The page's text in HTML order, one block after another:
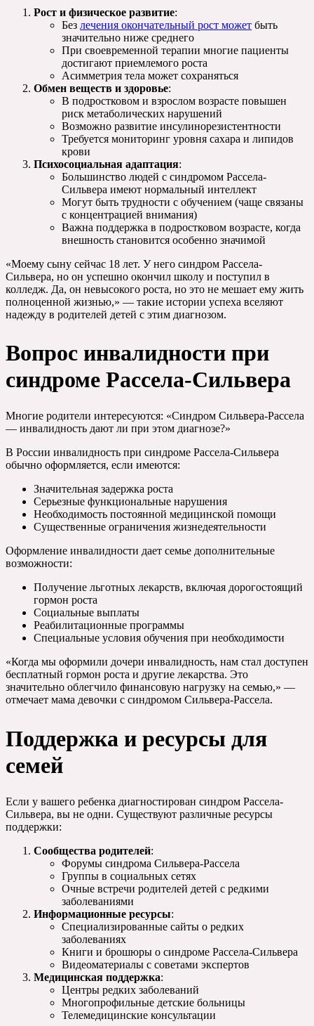
Рост и физическое развитие:
Без лечения окончательный рост может быть
значительно ниже среднего
При своевременной терапии многие пациенты
достигают приемлемого роста
Асимметрия тела может сохраняться
Обмен веществ и здоровье:
В подростковом и взрослом возрасте повышен
риск метаболических нарушений
Возможно развитие инсулинорезистентности
Требуется мониторинг уровня сахара и липидов
крови
Психосоциальная адаптация:
Большинство людей с синдромом Рассела-
Сильвера имеют нормальный интеллект
Могут быть трудности с обучением (чаще связаны
с концентрацией внимания)
Важна поддержка в подростковом возрасте, когда
внешность становится особенно значимой
«Моему сыну сейчас 18 лет. У него синдром Рассела-
Сильвера, но он успешно окончил школу и поступил в
колледж. Да, он невысокого роста, но это не мешает ему жить
полноценной жизнью,» — такие истории успеха вселяют
надежду в родителей детей с этим диагнозом.
Вопрос инвалидности при
синдроме Рассела-Сильвера
Многие родители интересуются: «Синдром Сильвера-Рассела
— инвалидность дают ли при этом диагнозе?»
В России инвалидность при синдроме Рассела-Сильвера
обычно оформляется, если имеются:
Значительная задержка роста
Серьезные функциональные нарушения
Необходимость постоянной медицинской помощи
Существенные ограничения жизнедеятельности
Оформление инвалидности дает семье дополнительные
возможности:
Получение льготных лекарств, включая дорогостоящий
гормон роста
Социальные выплаты
Реабилитационные программы
Специальные условия обучения при необходимости
«Когда мы оформили дочери инвалидность, нам стал доступен
бесплатный гормон роста и другие лекарства. Это
значительно облегчило финансовую нагрузку на семью,» —
отмечает мама девочки с синдромом Сильвера-Рассела.
Поддержка и ресурсы для
семей
Если у вашего ребенка диагностирован синдром Рассела-
Сильвера, вы не одни. Существуют различные ресурсы
поддержки:
Сообщества родителей:
Форумы синдрома Сильвера-Рассела
Группы в социальных сетях
Очные встречи родителей детей с редкими
заболеваниями
Информационные ресурсы:
Специализированные сайты о редких
заболеваниях
Книги и брошюры о синдроме Рассела-Сильвера
Видеоматериалы с советами экспертов
Медицинская поддержка:
Центры редких заболеваний
Многопрофильные детские больницы
Телемедицинские консультации